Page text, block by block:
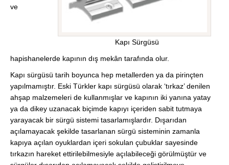
Kapı Sürgüsü
ve
hapishanelerde kapının dış mekân tarafında olur.
Kapı sürgüsü tarih boyunca hep metallerden ya da pirinçten
yapılmamıştır. Eski Türkler kapı sürgüsü olarak ‘tırkaz’ denilen
ahşap malzemeleri de kullanmışlar ve kapının iki yanına yatay
ya da dikey uzanacak biçimde kapıyı içeriden sabit tutmaya
yarayacak bir sürgü sistemi tasarlamışlardır. Dışarıdan
açılamayacak şekilde tasarlanan sürgü sisteminin zamanla
kapıya açılan oyuklardan içeri sokulan çubuklar sayesinde
tırkazın hareket ettirilebilmesiyle açılabileceği görülmüştür ve